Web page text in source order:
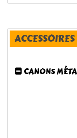
ACCESSOIRES
CANONS